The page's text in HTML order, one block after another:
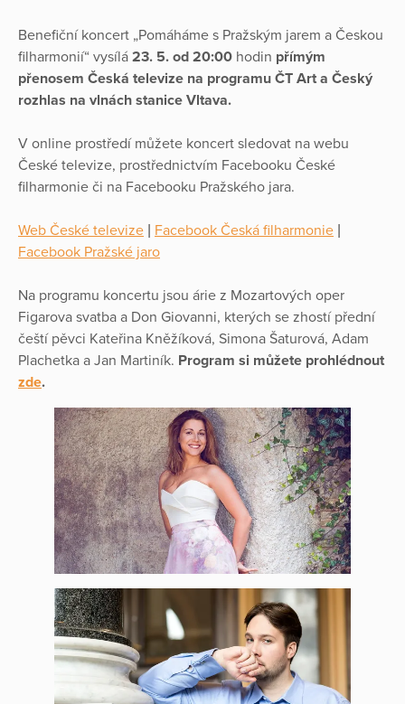
Benefiční koncert „Pomáháme s Pražským jarem a Českou
filharmonií“ vysílá 23. 5. od 20:00 hodin přímým
přenosem Česká televize na programu ČT Art a Český
rozhlas na vlnách stanice Vltava.
V online prostředí můžete koncert sledovat na webu
České televize, prostřednictvím Facebooku České
filharmonie či na Facebooku Pražského jara.
Web České televize | Facebook Česká filharmonie |
Facebook Pražské jaro
Na programu koncertu jsou árie z Mozartových oper
Figarova svatba a Don Giovanni, kterých se zhostí přední
čeští pěvci Kateřina Kněžíková, Simona Šaturová, Adam
Plachetka a Jan Martiník. Program si můžete prohlédnout
zde.